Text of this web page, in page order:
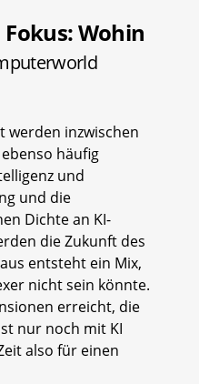
Wohin
werden inzwischen
häufig
und
und die
Dichte an KI-
die Zukunft des
entsteht ein Mix,
nicht sein könnte.
erreicht, die
nur noch mit KI
also für einen